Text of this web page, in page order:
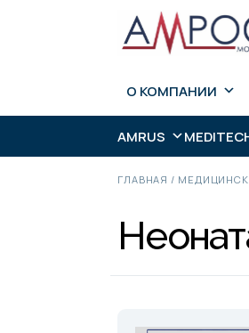
О КОМПАНИИ
AMRUS
ГЛАВНАЯ /